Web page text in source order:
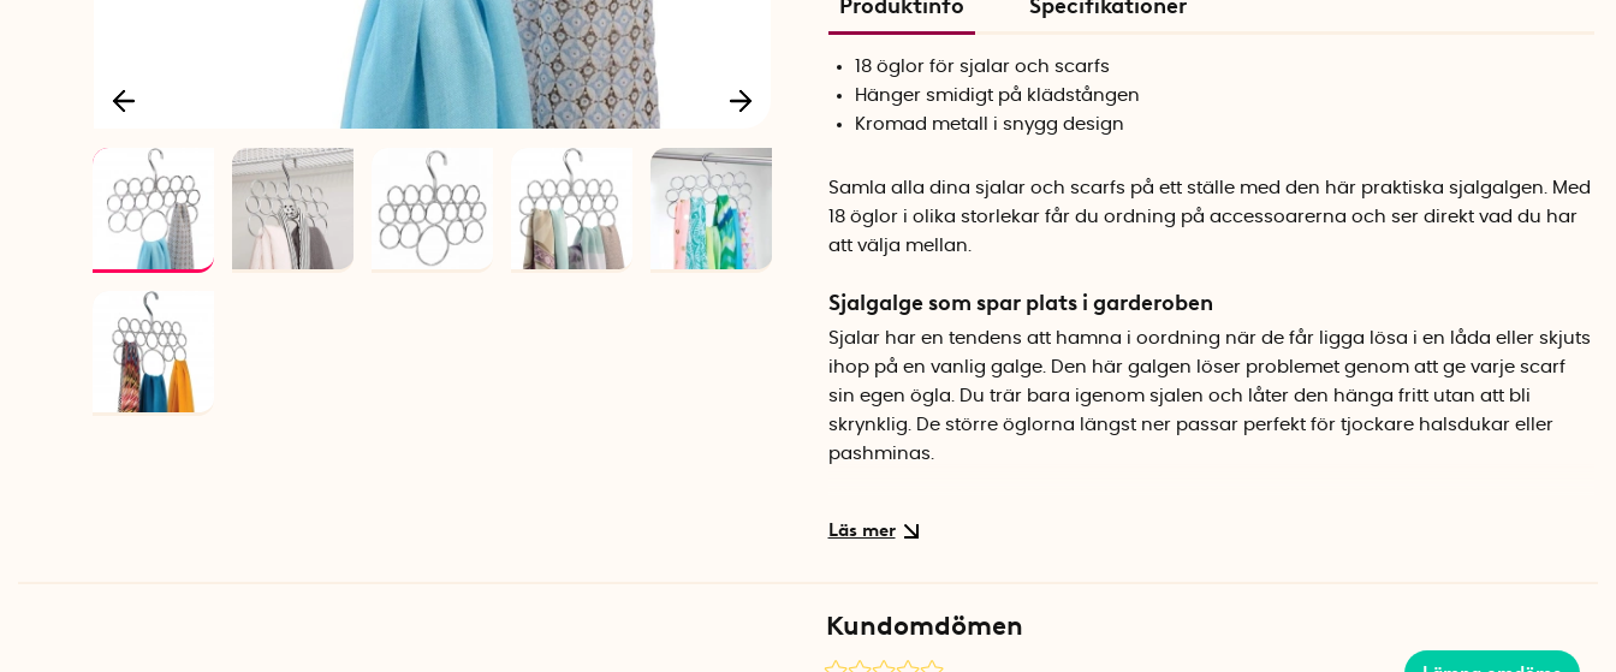
Produktinfo Specifikationer
18 öglor för sjalar och scarfs
Hänger smidigt på klädstången
Kromad metall i snygg design
Samla alla dina sjalar och scarfs på ett ställe med den här praktiska sjalgalgen. Med
18 öglor i olika storlekar får du ordning på accessoarerna och ser direkt vad du har
att välja mellan.
Sjalgalge som spar plats i garderoben
Sjalar har en tendens att hamna i oordning när de får ligga lösa i en låda eller skjuts
ihop på en vanlig galge. Den här galgen löser problemet genom att ge varje scarf
sin egen ögla. Du trär bara igenom sjalen och låter den hänga fritt utan att bli
skrynklig. De större öglorna längst ner passar perfekt för tjockare halsdukar eller
pashminas.
Specifikationer
Kundomdömen